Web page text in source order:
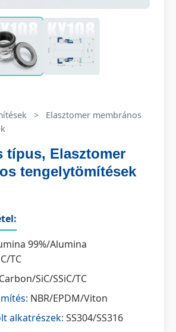
>
Elasztomer membrános
típus, Elasztomer
tengelytömítések
99%/Alumina
TC
Carbon/SiC/SSiC/TC
NBR/EPDM/Viton
alkatrészek: SS304/SS316